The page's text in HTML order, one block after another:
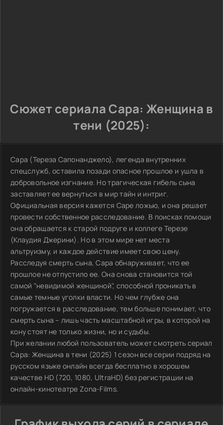
Сюжет сериала Сара: Женщина в
тени (2025):
Сара (Тереза Сапонанджело), легенда внутренних
спецслужб, оставила позади опасное прошлое и ушла в
добровольное изгнание. Но трагическая гибель сына
заставляет ее вернуться в мир тайн и интриг.
Официальная версия кажется Саре ложью, и она решает
провести собственное расследование. В поисках помощи
она обращается к старой подруге и коллеге Терезе
(Клаудия Джерини). Но в этом мире нет места
альтруизму, и каждое действие имеет свою цену.
Расследуя смерть сына, Сара обнаруживает, что ее
прошлое не отпустило ее. Она снова становится той
самой "невидимой женщиной", способной проникать в
самые темные уголки власти. Но чем глубже она
погружается в расследование, тем больше понимает, что
смерть сына – лишь часть масштабной игры, в которой на
кону стоят не только жизни, но и судьбы.
При желании любой пользователь может смотреть сериал
Сара: Женщина в тени (2025) 1 сезон все серии подряд на
русском языке онлайн всегда бесплатно в хорошем
качестве HD (720, 1080, UltraHD) без регистрации на
онлайн-кинотеатре Zona-Films.